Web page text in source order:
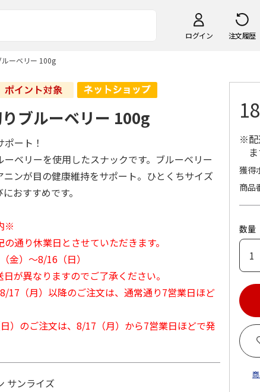
ログイン 注文履歴
ーベリー 100g
ブルーベリー 100g
ート！
ーベリーを使用したスナックです。ブルーベリー
ニンが目の健康維持をサポート。ひとくちサイズ
おすすめです。
※
通り休業日とさせていただきます。
金）～8/16（日）
が異なりますのでご了承ください。
17（月）以降のご注文は、通常通り7営業日ほど
）のご注文は、8/17（月）から7営業日ほどで発
サンライズ
※配
ま
獲得
商品
数量